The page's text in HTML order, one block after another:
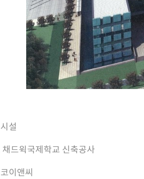
설
채드윅국제학교 신축공사
이앤씨